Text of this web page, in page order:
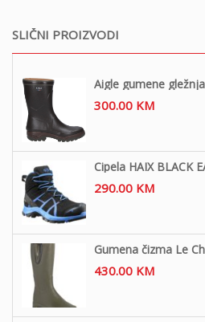
SLIČNI PROIZVODI
Aigle gumene
300.00 KM
Cipela HAIX BLACK
290.00 KM
Gumena čizma Le
430.00 KM